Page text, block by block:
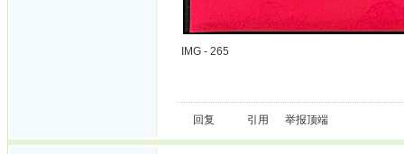
IMG - 265
回复 引用 举报顶端